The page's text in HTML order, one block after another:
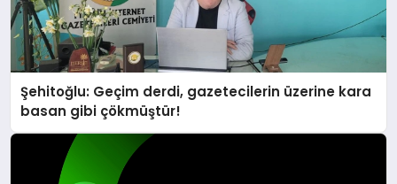
Şehitoğlu: Geçim derdi, gazetecilerin üzerine kara
basan gibi çökmüştür!